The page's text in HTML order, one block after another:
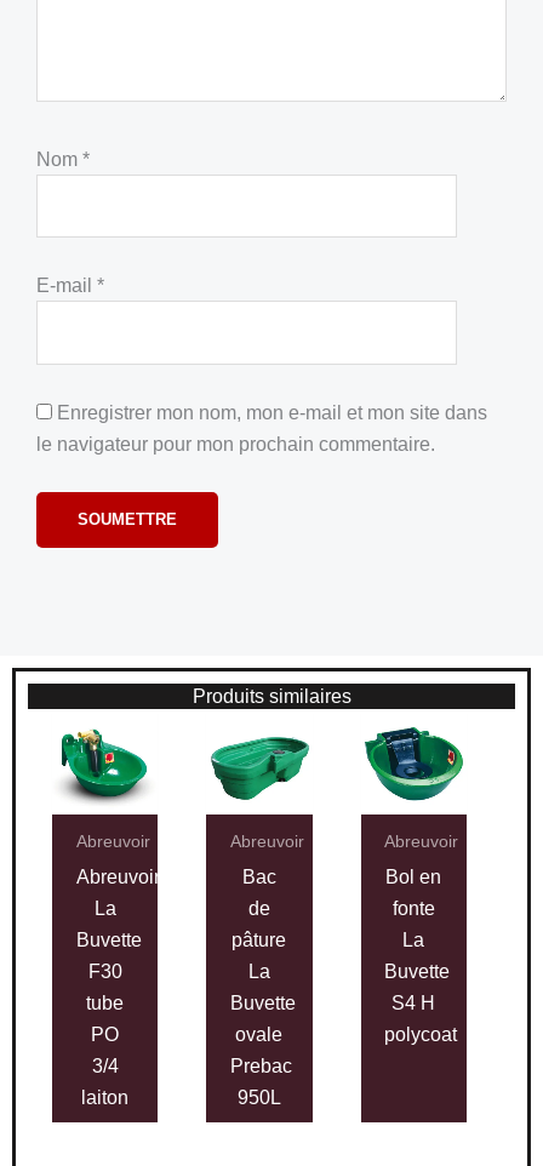
Nom *
E-mail *
Enregistrer mon nom, mon e-mail et mon site dans
le navigateur pour mon prochain commentaire.
Produits similaires
Abreuvoir
Abreuvoir
La
Buvette
F30
tube
PO
3/4
laiton
Abreuvoir
Bac
de
pâture
La
Buvette
ovale
Prebac
950L
Abreuvoir
Bol en
fonte
La
Buvette
S4 H
polycoat